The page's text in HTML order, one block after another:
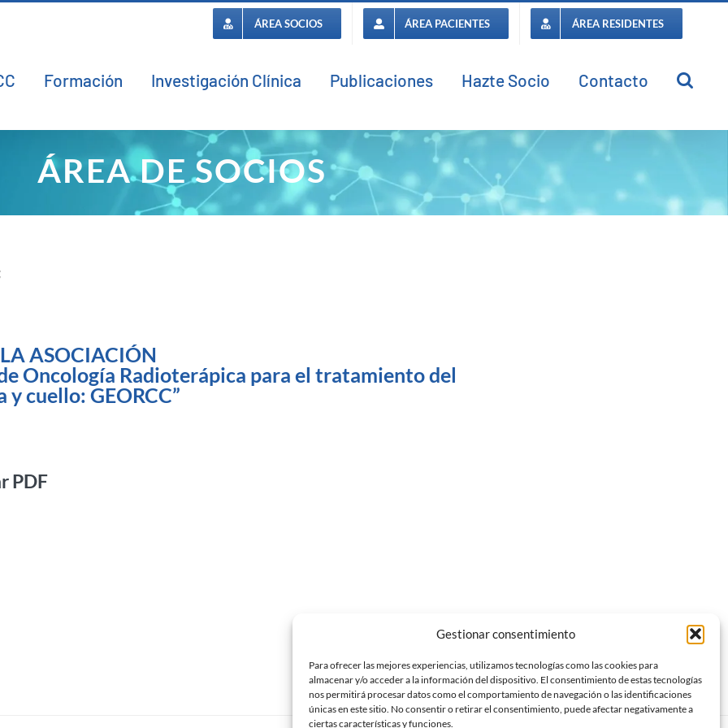
Gestionar consentimiento
Para ofrecer las mejores experiencias, utilizamos tecnologías como las cookies para
almacenar y/o acceder a la información del dispositivo. El consentimiento de estas tecnologías
nos permitirá procesar datos como el comportamiento de navegación o las identificaciones
únicas en este sitio. No consentir o retirar el consentimiento, puede afectar negativamente a
ciertas características y funciones.
ÁREA SOCIOS ÁREA PACIENTES ÁREA RESIDENTES
Formación Investigación Clínica Publicaciones Hazte Socio Contacto
ÁREA DE SOCIOS
ASOCIACIÓN
Oncología Radioterápica para el tratamiento del
y cuello: GEORCC”
PDF